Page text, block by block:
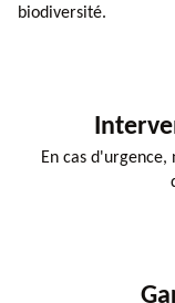
biodiversité.
En cas